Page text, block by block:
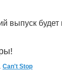
выпуск будет
Can't Stop